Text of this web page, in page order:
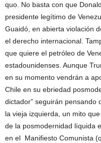
quo. No basta con que
presidente legítimo de
Guaidó, en abierta violación
el derecho internacional.
que quiere el petróleo de
estadounidenses. Aunque
en su momento vendrán a
Chile en su ebriedad
dictador” seguirán pensando
la vieja izquierda, un mito
de la posmodernidad líquida
en el Manifiesto Comunista